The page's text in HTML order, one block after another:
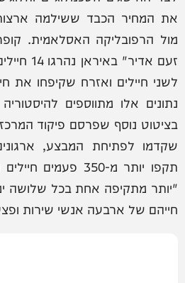
את המחיר הכבד ששילמה
מול הרפובליקה האסלאמית.
זעם
לשני חיילים ואזרח שקיפחו את
נתונים אלו מתווספים
שקדמו לפתיחת המבצע,
תקפו יותר מ-350
"יותר מתקיפה אחת בכל שלושה
חייהם של ארבעה אנשי שירות ופצעו כמעט